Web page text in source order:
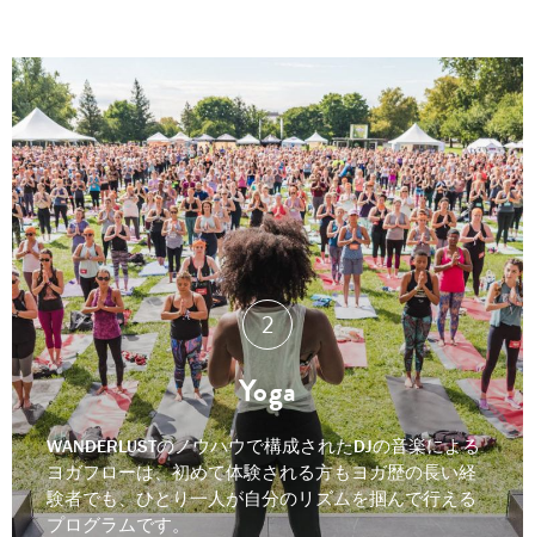
Yoga
WANDERLUSTのノウハウで構成されたDJの音楽による
ヨガフローは、初めて体験される方もヨガ歴の長い経
験者でも、ひとり一人が自分のリズムを掴んで行える
プログラムです。